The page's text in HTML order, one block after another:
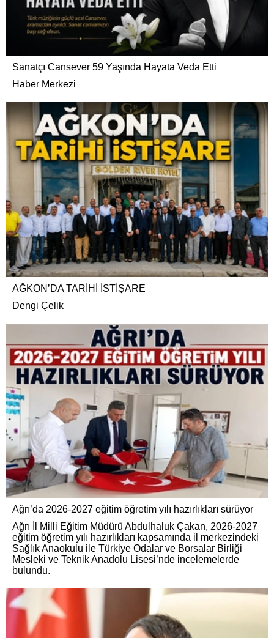
Sanatçı Cansever 59 Yaşında Hayata Veda Etti
Haber Merkezi
AĞKON’DA TARİHİ İSTİŞARE
Dengi Çelik
Ağrı’da 2026-2027 eğitim öğretim yılı hazırlıkları sürüyor
Ağrı İl Milli Eğitim Müdürü Abdulhaluk Çakan, 2026-2027
eğitim öğretim yılı hazırlıkları kapsamında il merkezindeki
Sağlık Anaokulu ile Türkiye Odalar ve Borsalar Birliği
Mesleki ve Teknik Anadolu Lisesi’nde incelemelerde
bulundu.